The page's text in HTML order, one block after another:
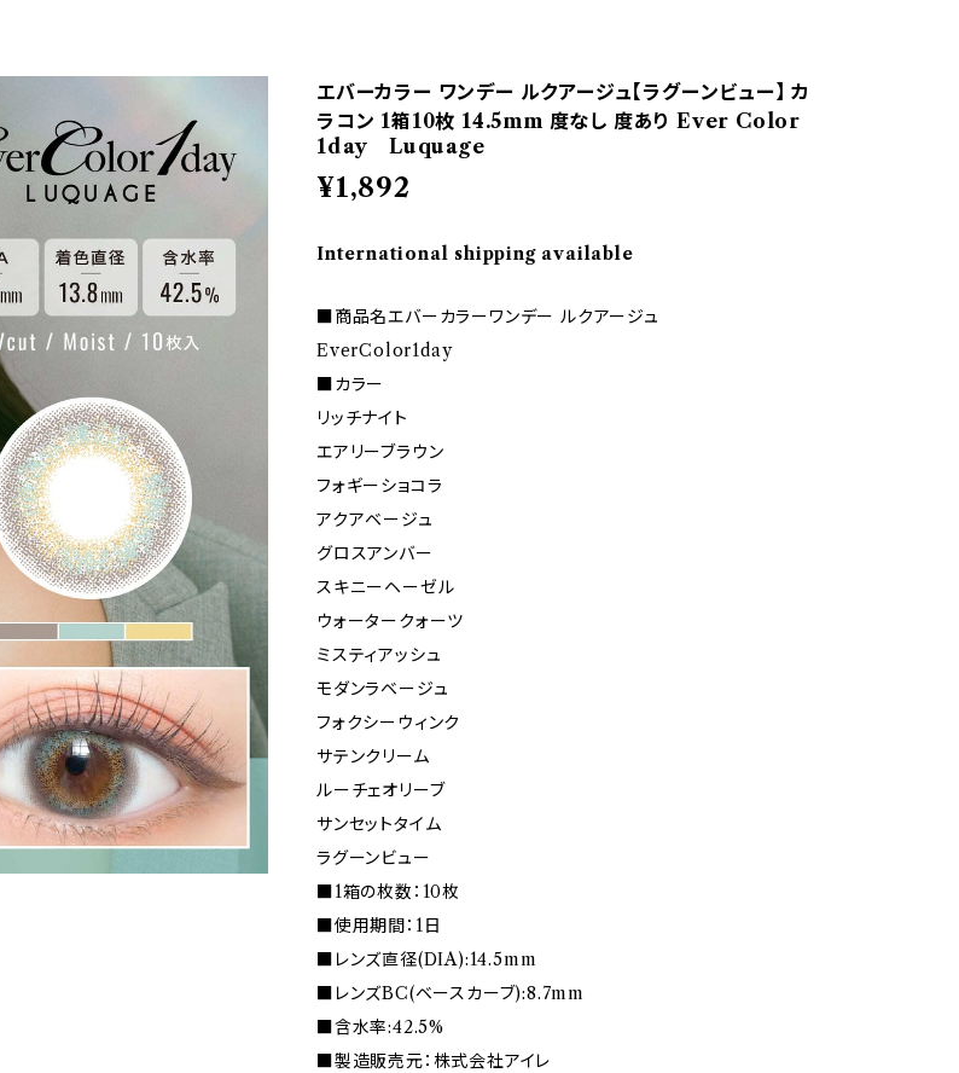
エバーカラー ワンデー ルクアージュ【ラグーンビュー】 カ
ラコン 1箱10枚 14.5mm 度なし 度あり Ever Color
1day Luquage
¥1,892
International shipping available
■商品名エバーカラーワンデー ルクアージュ
EverColor1day
■カラー
リッチナイト
エアリーブラウン
フォギーショコラ
アクアベージュ
グロスアンバー
スキニーヘーゼル
ウォータークォーツ
ミスティアッシュ
モダンラベージュ
フォクシーウィンク
サテンクリーム
ルーチェオリーブ
サンセットタイム
ラグーンビュー
■1箱の枚数：10枚
■使用期間：1日
■レンズ直径(DIA):14.5mm
■レンズBC(ベースカーブ):8.7mm
■含水率:42.5%
■製造販売元：株式会社アイレ